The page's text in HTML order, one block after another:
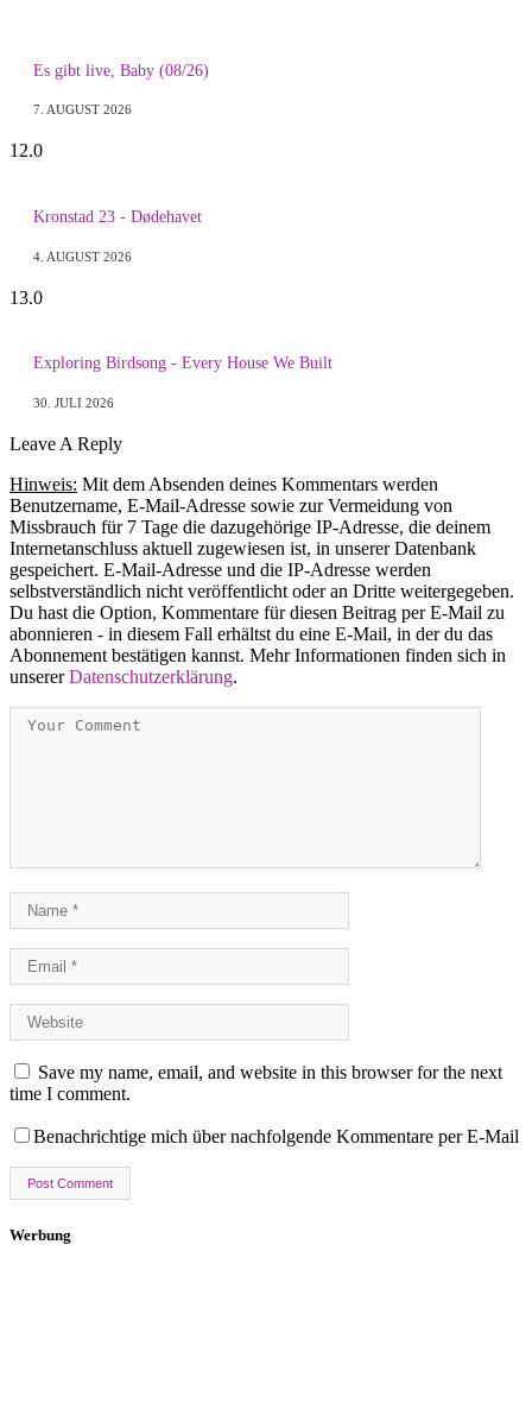
Es gibt live, Baby (08/26)
7. AUGUST 2026
12.0
Kronstad 23 - Dødehavet
4. AUGUST 2026
13.0
Exploring Birdsong - Every House We Built
30. JULI 2026
Leave A Reply
Hinweis: Mit dem Absenden deines Kommentars werden
Benutzername, E-Mail-Adresse sowie zur Vermeidung von
Missbrauch für 7 Tage die dazugehörige IP-Adresse, die deinem
Internetanschluss aktuell zugewiesen ist, in unserer Datenbank
gespeichert. E-Mail-Adresse und die IP-Adresse werden
selbstverständlich nicht veröffentlicht oder an Dritte weitergegeben.
Du hast die Option, Kommentare für diesen Beitrag per E-Mail zu
abonnieren - in diesem Fall erhältst du eine E-Mail, in der du das
Abonnement bestätigen kannst. Mehr Informationen finden sich in
unsererDatenschutzerklärung.
Save my name, email, and website in this browser for the next
time I comment.
Benachrichtige mich über nachfolgende Kommentare per E-Mail
Werbung